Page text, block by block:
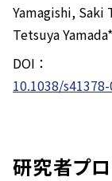
Yamagishi, Saki
Tetsuya Yamada*
DOI：
10.1038/
研究者プ